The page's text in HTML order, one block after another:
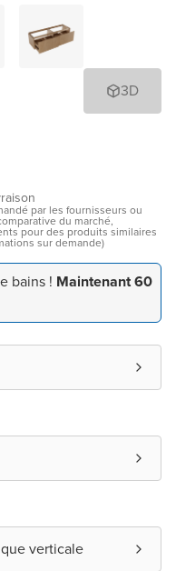
3D
par les fournisseurs ou
du marché,
pour des produits similaires
sur demande)
bains ! Maintenant 60
verticale